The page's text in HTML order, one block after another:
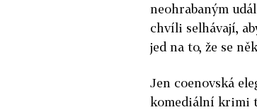
neohrabaným
chvíli selhávají,
jed na to, že se
Jen coenovská
komediální krimi